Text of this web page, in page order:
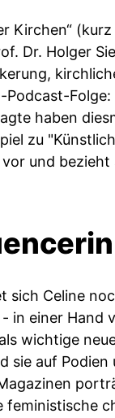
Kirchen“
Dr. Holger
haben
zu
und bezieht
sich Celine
einer Hand
wichtige
auf
feministische